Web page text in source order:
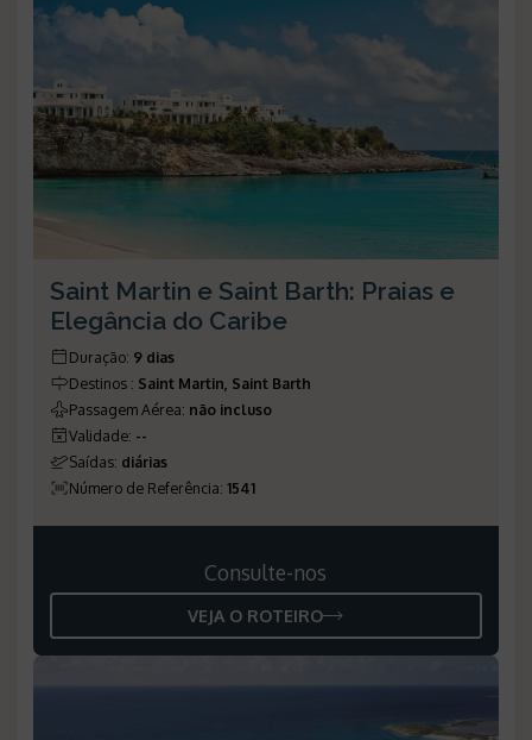
Saint Martin e Saint Barth: Praias e
Elegância do Caribe
Duração: 9 dias
Destinos : Saint Martin, Saint Barth
Passagem Aérea: não incluso
Validade: --
Saídas: diárias
Número de Referência: 1541
Consulte-nos
VEJA O ROTEIRO